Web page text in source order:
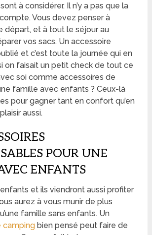
à considérer. Il n’y a pas que la
Vous devez penser à
départ, et à tout le séjour au
vos sacs. Un accessoire
et c’est toute la journée qui en
on faisait un petit check de tout ce
soi comme accessoires de
famille avec enfants ? Ceux-là
pour gagner tant en confort qu’en
aussi.
POUR UNE
ENFANTS
et ils viendront aussi profiter
aurez à vous munir de plus
famille sans enfants. Un
camping bien pensé peut faire de